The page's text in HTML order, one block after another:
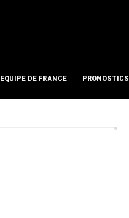
EQUIPE DE FRANCE PRONOSTICS